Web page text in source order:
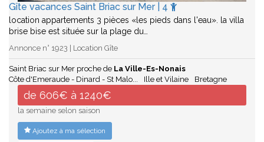
Gîte vacances Saint Briac sur Mer | 4
location appartements 3 pièces «les pieds dans l'eau». la villa
brise bise est située sur la plage du…
Annonce n° 1923 | Location Gîte
Saint Briac sur Mer proche de La Ville-Es-Nonais
Côte d'Emeraude - Dinard - St Malo...
Ille et Vilaine Bretagne
de 606€ à 1240€
la semaine selon saison
Ajoutez à ma sélection